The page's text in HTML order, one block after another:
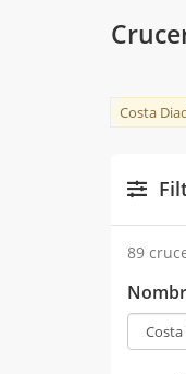
Costa
89